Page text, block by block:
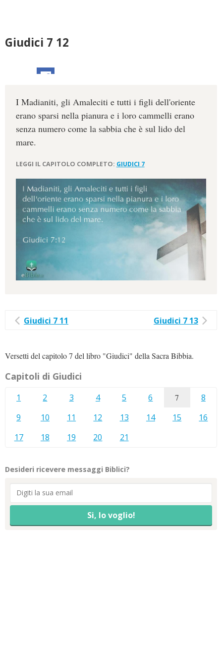
Giudici 7 12
I Madianiti, gli Amaleciti e tutti i figli dell'oriente
erano sparsi nella pianura e i loro cammelli erano
senza numero come la sabbia che è sul lido del
mare.
LEGGI IL CAPITOLO COMPLETO: GIUDICI 7
Giudici 7 11 Giudici 7 13
Versetti del capitolo 7 del libro "Giudici" della Sacra Bibbia.
Capitoli di Giudici
1 2 3 4 5 6 7
8
9
10 11 12 13 14 15
16
17
18 19 20 21
Desideri ricevere messaggi Biblici?